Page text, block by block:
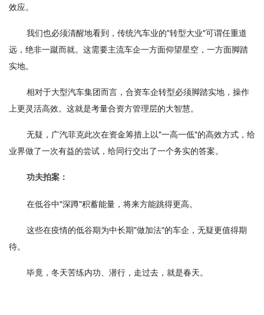
效应。
我们也必须清醒地看到，传统汽车业的"转型大业"可谓任重道
远，绝非一蹴而就。这需要主流车企一方面仰望星空，一方面脚踏
实地。
相对于大型汽车集团而言，合资车企转型必须脚踏实地，操作
上更灵活高效。这就是考量合资方管理层的大智慧。
无疑，广汽菲克此次在资金筹措上以"一高一低"的高效方式，给
业界做了一次有益的尝试，给同行交出了一个务实的答案。
功夫拍案：
在低谷中"深蹲"积蓄能量，将来方能跳得更高。
这些在疫情的低谷期为中长期"做加法"的车企，无疑更值得期
待。
毕竟，冬天苦练内功、潜行，走过去，就是春天。